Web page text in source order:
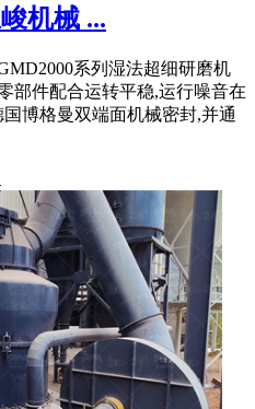
机械 ...
系列湿法超细研磨机
部件配合运转平稳,运行噪音在
博格曼双端面机械密封,并通